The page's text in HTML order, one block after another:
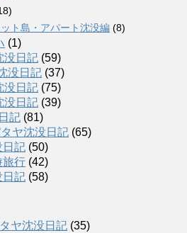
ト島・アパート沈没編 (8)
(1)
没日記 (59)
没日記 (37)
没日記 (75)
没日記 (39)
記 (81)
ヤ沈没日記 (65)
日記 (50)
旅行 (42)
日記 (58)
ヤ沈没日記 (35)